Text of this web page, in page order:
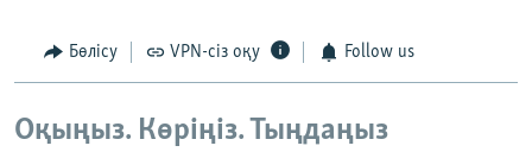
Бөлісу VPN-сіз оқу Follow us
Оқыңыз. Көріңіз. Тыңдаңыз